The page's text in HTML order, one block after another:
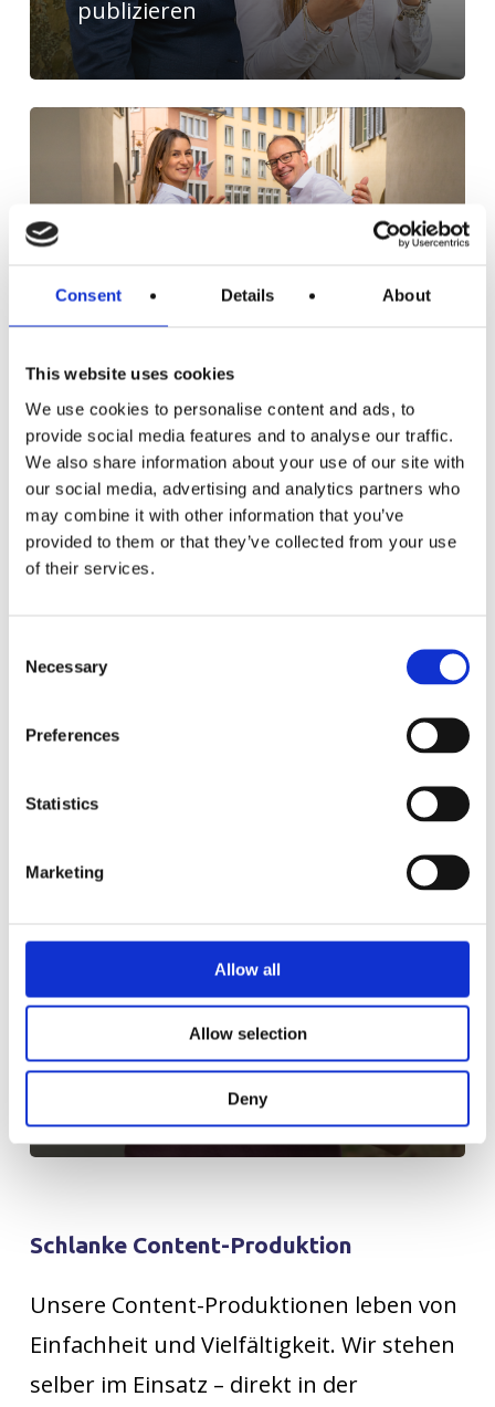
Consent Details About
This website uses cookies
We use cookies to personalise content and ads, to
provide social media features and to analyse our traffic.
We also share information about your use of our site with
our social media, advertising and analytics partners who
may combine it with other information that you’ve
provided to them or that they’ve collected from your use
of their services.
Selection
Necessary
Preferences
Statistics
Marketing
Allow all
Allow selection
Deny
publizieren
Die Followerschaft und
Interaktion auf Social Media
steigern
stärken
Mit authentischem Content
Schlanke Content-Produktion
Unsere Content-Produktionen leben von
Einfachheit und Vielfältigkeit. Wir stehen
selber im Einsatz – direkt in der